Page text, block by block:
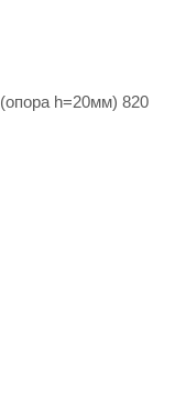
h=20мм) 820